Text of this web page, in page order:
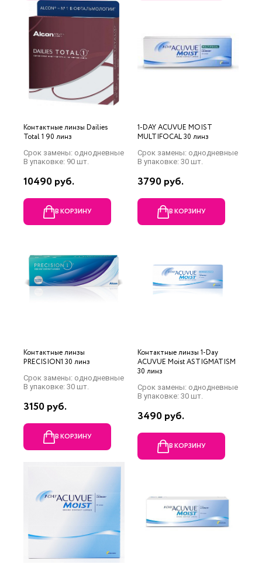
Контактные линзы Dailies
Total 1 90 линз
Срок замены: однодневные
В упаковке: 90 шт.
10490 руб.
В КОРЗИНУ
1-DAY ACUVUE MOIST
MULTIFOCAL 30 линз
Срок замены: однодневные
В упаковке: 30 шт.
3790 руб.
В КОРЗИНУ
Контактные линзы
PRECISION1 30 линз
Срок замены: однодневные
В упаковке: 30 шт.
3150 руб.
В КОРЗИНУ
Контактные линзы 1-Day
ACUVUE Moist ASTIGMATISM
30 линз
Срок замены: однодневные
В упаковке: 30 шт.
3490 руб.
В КОРЗИНУ